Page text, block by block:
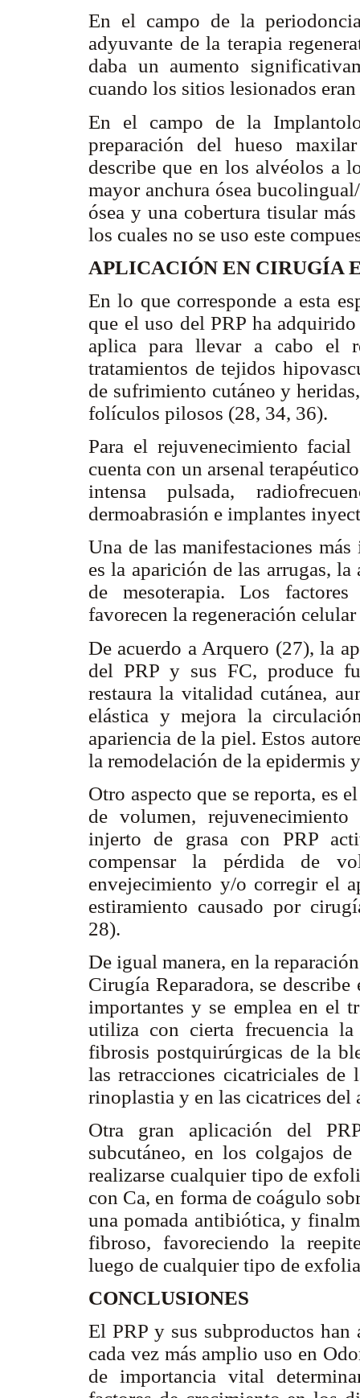
En el campo de la
adyuvante de la terapia
daba un aumento
cuando los sitios lesionados
En el campo de la
preparación del hueso
describe que en los alvéolos a
mayor anchura ósea
ósea y una cobertura tisular
los cuales no se uso este
APLICACIÓN EN CIRUGÍA
En lo que corresponde a esta
que el uso del PRP ha
aplica para llevar a cabo el
tratamientos de tejidos
de sufrimiento cutáneo y
folículos pilosos (28, 34, 36).
Para el rejuvenecimiento
cuenta con un arsenal
intensa pulsada,
dermoabrasión e implantes
Una de las manifestaciones
es la aparición de las arrugas,
de mesoterapia. Los
favorecen la regeneración
De acuerdo a Arquero (27), la
del PRP y sus FC, produce
restaura la vitalidad cutánea,
elástica y mejora la
apariencia de la piel. Estos
la remodelación de la epidermis
Otro aspecto que se reporta, es
de volumen,
injerto de grasa con PRP
compensar la pérdida de
envejecimiento y/o corregir el
estiramiento causado por
28).
De igual manera, en la
Cirugía Reparadora, se
importantes y se emplea en el
utiliza con cierta frecuencia
fibrosis postquirúrgicas de la
las retracciones cicatriciales
rinoplastia y en las cicatrices del
Otra gran aplicación del
subcutáneo, en los colgajos
realizarse cualquier tipo de
con Ca, en forma de coágulo
una pomada antibiótica, y
fibroso, favoreciendo la
luego de cualquier tipo de
CONCLUSIONES
El PRP y sus subproductos
cada vez más amplio uso en
de importancia vital